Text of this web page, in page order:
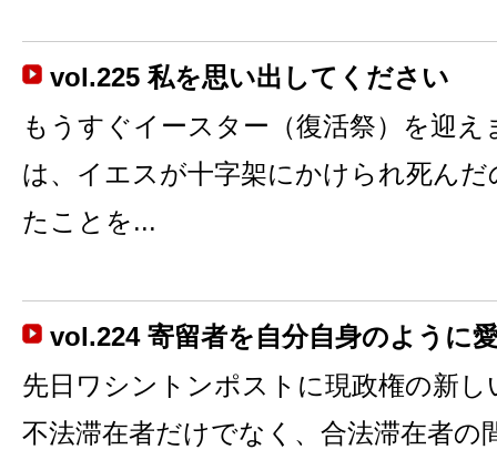
vol.225 私を思い出してください
もうすぐイースター（復活祭）を迎
は、イエスが十字架にかけられ死ん
たことを...
vol.224 寄留者を自分自身のように
先日ワシントンポストに現政権の新
不法滞在者だけでなく、合法滞在者の